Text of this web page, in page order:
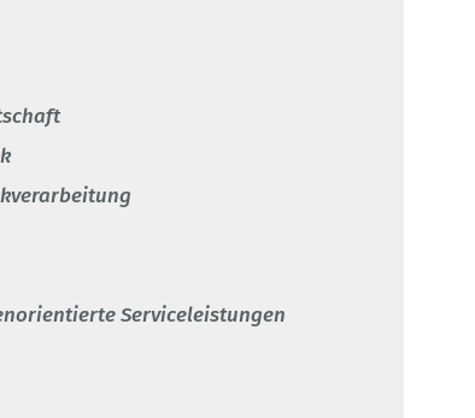
Serviceleistungen